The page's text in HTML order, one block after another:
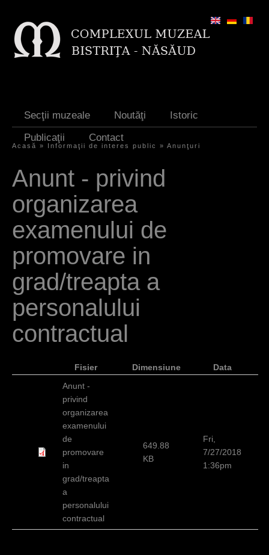
Secţii muzeale Noutăţi
Istoric
Publicaţii
Contact
o
u
a
r
e
h
e
r
e
Acasă » Informaţii de interes public » Anunţuri
Anunt - privind
organizarea
examenului de
promovare in
grad/treapta a
personalului
contractual
Fisier Dimensiune
Data
Anunt -
privind
organizarea
examenului
de
promovare
in
grad/treapta
a
personalului
contractual
649.88
KB
Fri,
7/27/2018
1:36pm